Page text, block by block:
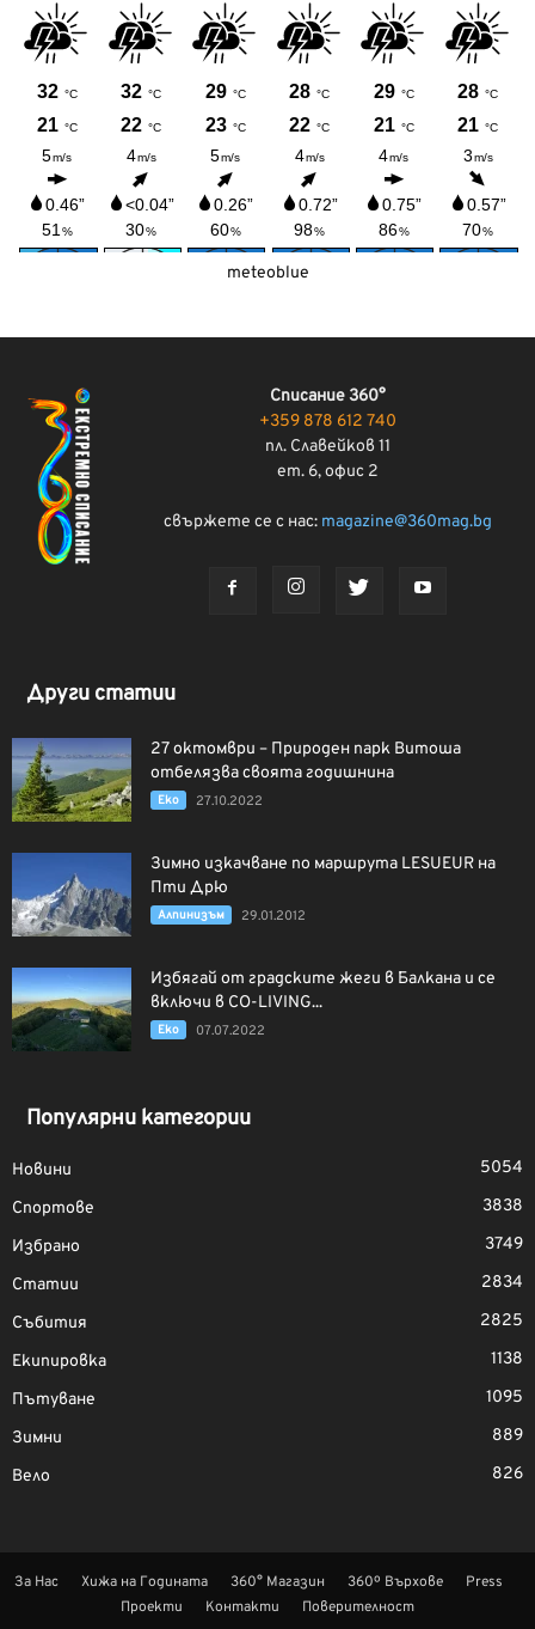
meteoblue
Списание 360°
+359 878 612 740
пл. Славейков 11
ет. 6, офис 2
свържете се с нас: magazine@360mag.bg
Други статии
27 октомври – Природен парк Витоша
отбелязва своята годишнина
Еко 27.10.2022
Зимно изкачване по маршрута LESUEUR на
Пти Дрю
Алпинизъм 29.01.2012
Избягай от градските жеги в Балкана и се
включи в CO-LIVING...
Еко 07.07.2022
Популярни категории
Новини
5054
Спортове
3838
Избрано
3749
Статии
2834
Събития
2825
Екипировка
1138
Пътуване
1095
Зимни
889
Вело
826
За Нас Хижа на Годината 360° Магазин 360º Върхове
Press
Проекти
Контакти Поверителност